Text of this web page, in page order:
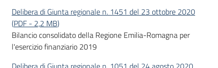
Delibera di Giunta regionale n. 1451 del 23 ottobre 2020
(PDF - 2,2 MB)
Bilancio consolidato della Regione Emilia-Romagna per
l'esercizio finanziario 2019